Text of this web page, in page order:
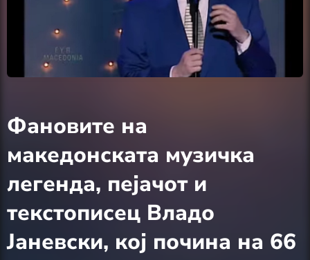
Фановите на
македонската музичка
легенда, пејачот и
текстописец Владо
Јаневски, кој почина на 66